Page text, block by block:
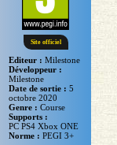
Site officiel
Editeur :Milestone
Développeur :
Milestone
Date de sortie :5
octobre 2020
Genre :Course
Supports :
PC PS4 Xbox ONE
Norme :PEGI 3+